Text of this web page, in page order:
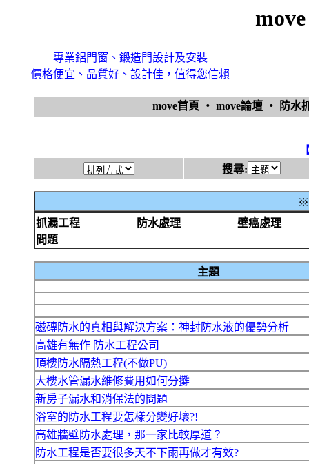
專業鋁門窗、鍛造門設計及安裝
價格便宜、品質好、設計佳，值得您信賴
move首頁 ‧ move論壇 ‧ 防
搜尋:
※
抓漏工程
防水處理
壁癌處理
問題
主題
磁磚防水的真相與解決方案：神封防水液的優勢分析
高雄有無作 防水工程公司
頂樓防水隔熱工程(不做PU)
大樓水管漏水維修費用如何分攤
新房子漏水和消保法的問題
浴室的防水工程要怎樣分變好壞?!
高雄牆壁防水處理，那一家比較厚道？
防水工程是否要很多天不下雨再做才有效?